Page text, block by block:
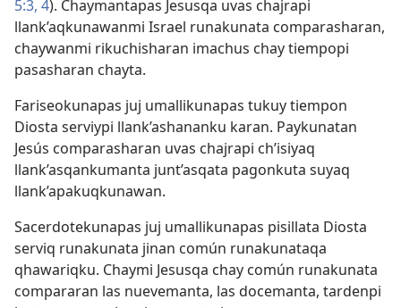
5:3, 4). Chaymantapas Jesusqa uvas chajrapi
llank’aqkunawanmi Israel runakunata comparasharan,
chaywanmi rikuchisharan imachus chay tiempopi
pasasharan chayta.
Fariseokunapas juj umallikunapas tukuy tiempon
Diosta serviypi llank’ashananku karan. Paykunatan
Jesús comparasharan uvas chajrapi ch’isiyaq
llank’asqankumanta junt’asqata pagonkuta suyaq
llank’apakuqkunawan.
Sacerdotekunapas juj umallikunapas pisillata Diosta
serviq runakunata jinan común runakunataqa
qhawariqku. Chaymi Jesusqa chay común runakunata
compararan las nuevemanta, las docemanta, tardenpi